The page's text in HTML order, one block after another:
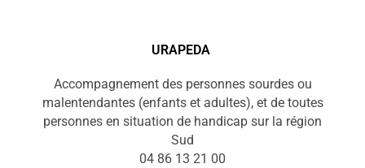
URAPEDA
Accompagnement des personnes sourdes ou
malentendantes (enfants et adultes), et de toutes
personnes en situation de handicap sur la région
Sud
04 86 13 21 00